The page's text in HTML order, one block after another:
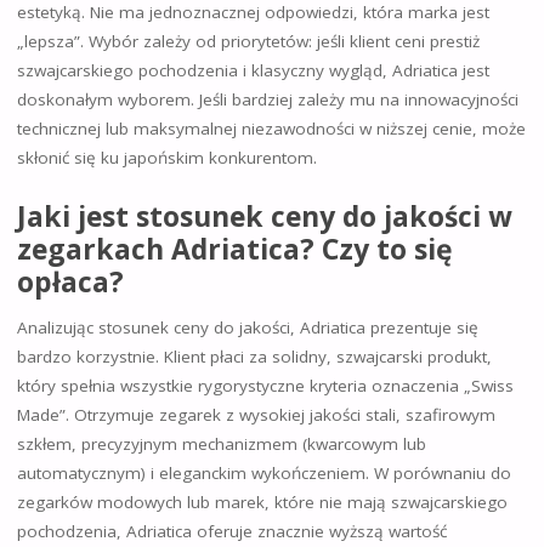
estetyką. Nie ma jednoznacznej odpowiedzi, która marka jest
„lepsza”. Wybór zależy od priorytetów: jeśli klient ceni prestiż
szwajcarskiego pochodzenia i klasyczny wygląd, Adriatica jest
doskonałym wyborem. Jeśli bardziej zależy mu na innowacyjności
technicznej lub maksymalnej niezawodności w niższej cenie, może
skłonić się ku japońskim konkurentom.
Jaki jest stosunek ceny do jakości w
zegarkach Adriatica? Czy to się
opłaca?
Analizując stosunek ceny do jakości, Adriatica prezentuje się
bardzo korzystnie. Klient płaci za solidny, szwajcarski produkt,
który spełnia wszystkie rygorystyczne kryteria oznaczenia „Swiss
Made”. Otrzymuje zegarek z wysokiej jakości stali, szafirowym
szkłem, precyzyjnym mechanizmem (kwarcowym lub
automatycznym) i eleganckim wykończeniem. W porównaniu do
zegarków modowych lub marek, które nie mają szwajcarskiego
pochodzenia, Adriatica oferuje znacznie wyższą wartość